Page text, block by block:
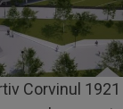
Corvinul 1921